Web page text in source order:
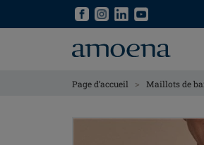
Page d’accueil > Maillots de